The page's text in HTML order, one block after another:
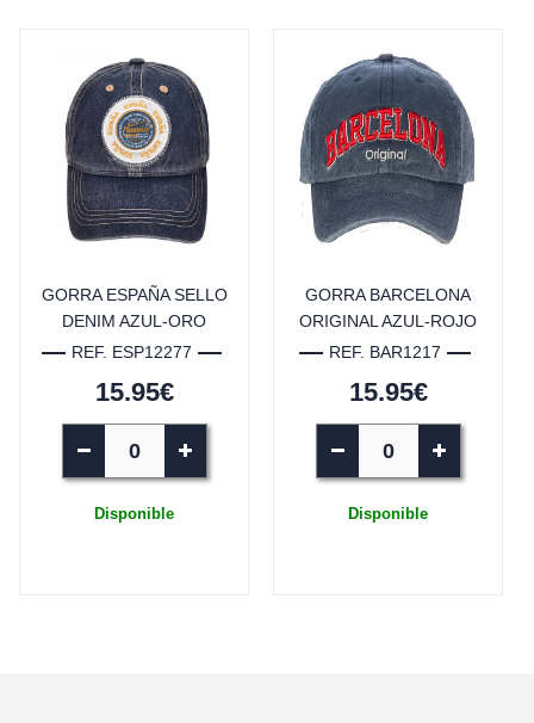
GORRA ESPAÑA SELLO
DENIM AZUL-ORO
REF. ESP12277
15.95€
Disponible
GORRA BARCELONA
ORIGINAL AZUL-ROJO
REF. BAR1217
15.95€
Disponible